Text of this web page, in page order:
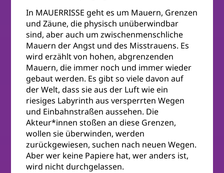
In MAUERRISSE geht es um Mauern, Grenzen
und Zäune, die physisch unüberwindbar
sind, aber auch um zwischenmenschliche
Mauern der Angst und des Misstrauens. Es
wird erzählt von hohen, abgrenzenden
Mauern, die immer noch und immer wieder
gebaut werden. Es gibt so viele davon auf
der Welt, dass sie aus der Luft wie ein
riesiges Labyrinth aus versperrten Wegen
und Einbahnstraßen aussehen. Die
Akteur*innen stoßen an diese Grenzen,
wollen sie überwinden, werden
zurückgewiesen, suchen nach neuen Wegen.
Aber wer keine Papiere hat, wer anders ist,
wird nicht durchgelassen.